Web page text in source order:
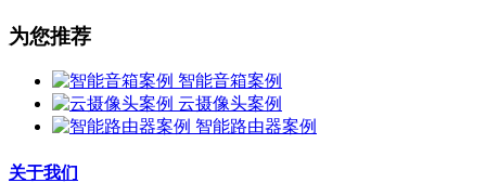
为您推荐
智能音箱案例
云摄像头案例
智能路由器案例
关于我们